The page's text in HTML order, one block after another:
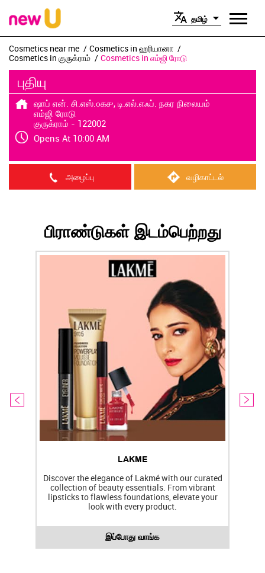
தமிழ்
Cosmetics near me
Cosmetics in ஹரியானா
Cosmetics in குருக்ராம்
Cosmetics in எம்ஜி ரோடு
புதியு
ஷாப் என். சி.எஸ்.௦௧௪, டி.எல்.எஃப். நகர நிலையம்
எம்ஜி ரோடு
குருக்ராம் - 122002
Opens At 10:00 AM
அழைப்பு வழிகாட்டல்
பிராண்டுகள் இடம்பெற்றது
LAKME
Discover the elegance of Lakmé with our curated
collection of beauty essentials. From vibrant
lipsticks to flawless foundations, elevate your
look with every product.
இப்போது வாங்க